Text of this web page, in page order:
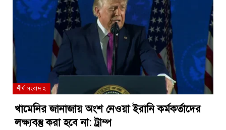
শীর্ষ সংবাদ ২
খামেনির জানাজায় অংশ নেওয়া ইরানি কর্মকর্তাদের
লক্ষ্যবস্তু করা হবে না: ট্রাম্প